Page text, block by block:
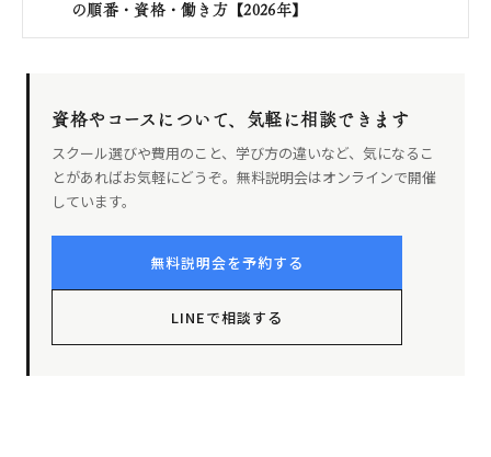
の順番・資格・働き方【2026年】
資格やコースについて、気軽に相談できます
スクール選びや費用のこと、学び方の違いなど、気になるこ
とがあればお気軽にどうぞ。無料説明会はオンラインで開催
しています。
無料説明会を予約する
LINEで相談する